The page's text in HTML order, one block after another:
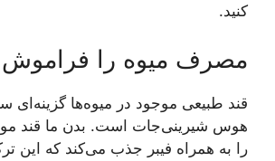
کنید.
مصرف میوه را فراموش
قند طبیعی موجود در میوه‌ها گزینه‌ای
هوس شیرینی‌جات است. بدن ما قند
را به همراه فیبر جذب می‌کند که این